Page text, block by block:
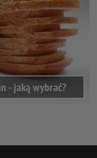
- jaką wybrać?